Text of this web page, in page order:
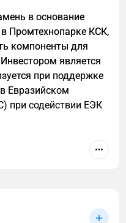
в основание
Промтехнопарке КСК,
компоненты для
является
при поддержке
Евразийском
при содействии ЕЭК